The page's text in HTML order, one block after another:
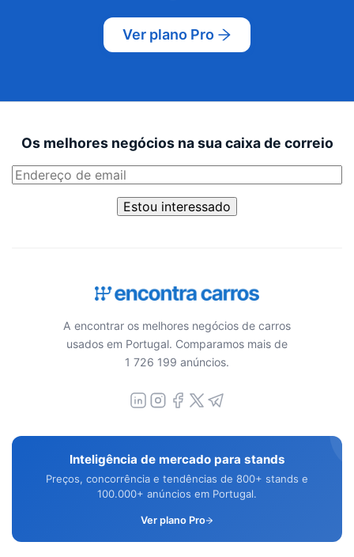
Ver plano Pro
Os melhores negócios na sua caixa de correio
Estou interessado
A encontrar os melhores negócios de carros
usados em Portugal. Comparamos mais de
1 726 199 anúncios.
Inteligência de mercado para stands
Preços, concorrência e tendências de 800+ stands e
100.000+ anúncios em Portugal.
Ver plano Pro